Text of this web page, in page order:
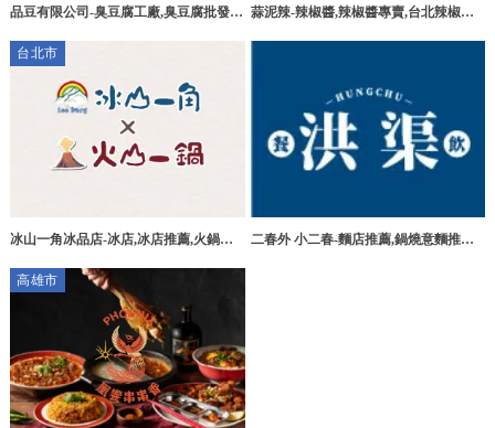
品豆有限公司-臭豆腐工廠,臭豆腐批發,
蒜泥辣-辣椒醬,辣椒醬專賣,台北辣椒醬
台北市
冰山一角冰品店-冰店,冰店推薦,火鍋推
鍋推薦
二春外 小二春-麵店推薦,鍋燒意麵推薦,
高雄市